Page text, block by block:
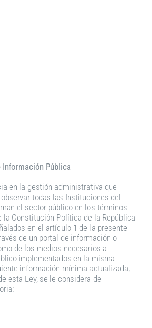
Pública
en la gestión administrativa que
todas las Instituciones del
el sector público en los términos
la Constitución Política de la República
en el artículo 1 de la presente
de un portal de información o
de los medios necesarios a
implementados en la misma
información mínima actualizada,
esta Ley, se le considera de